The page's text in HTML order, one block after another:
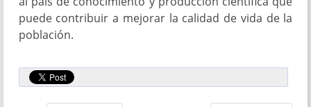
puede contribuir a mejorar la calidad de vida de la
población.